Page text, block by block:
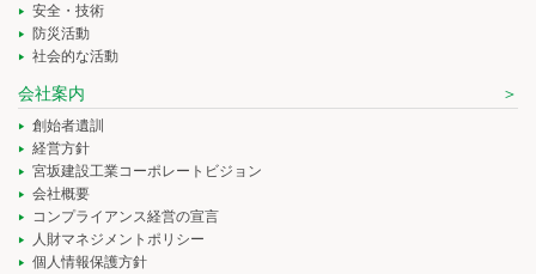
安全・技術
防災活動
社会的な活動
会社案内
創始者遺訓
経営方針
宮坂建設工業コーポレートビジョン
会社概要
コンプライアンス経営の宣言
人財マネジメントポリシー
個人情報保護方針